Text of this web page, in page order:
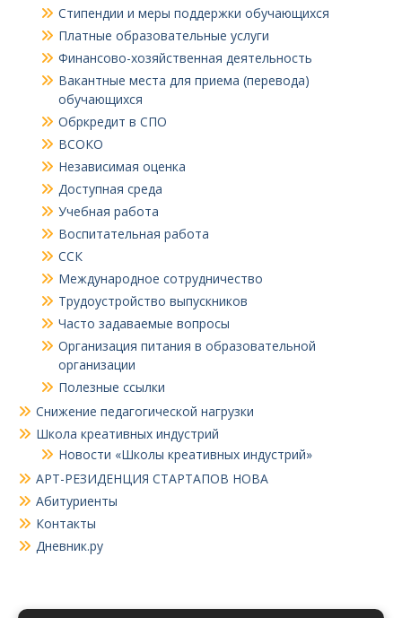
Стипендии и меры поддержки обучающихся
Платные образовательные услуги
Финансово-хозяйственная деятельность
Вакантные места для приема (перевода)
обучающихся
Обркредит в СПО
ВСОКО
Независимая оценка
Доступная среда
Учебная работа
Воспитательная работа
ССК
Международное сотрудничество
Трудоустройство выпускников
Часто задаваемые вопросы
Организация питания в образовательной
организации
Полезные ссылки
Снижение педагогической нагрузки
Школа креативных индустрий
Новости «Школы креативных индустрий»
АРТ-РЕЗИДЕНЦИЯ СТАРТАПОВ НОВА
Абитуриенты
Контакты
Дневник.ру